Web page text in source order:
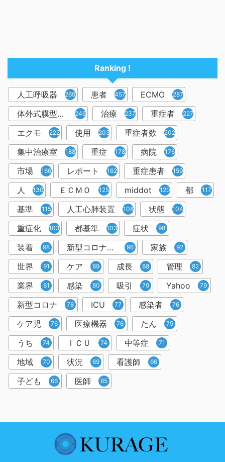
Ranking !
人工呼吸器 2698 患者 457 ECMO 287
体外式膜型人工肺 246 治療 237 重症者 227
エクモ 222 使用 203 重症者数 202
集中治療室 188 重症 178 病院 176
市場 166 レポート 162 重症患者 159
人 130 ＥＣＭＯ 125 middot 120 都 117
基準 115 人工心肺装置 108 状態 104
重症化 103 都基準 103 症状 98
装着 98 新型コロナウイルス 96 家族 92
世界 91 ケア 89 成長 88 管理 82
業界 81 感染 80 吸引 79 Yahoo 79
新型コロナ 78 ICU 77 感染者 76
ケア児 76 医療機器 76 たん 75
うち 74 ＩＣＵ 74 中等症 71
地域 70 状況 69 看護師 66
子ども 66 医師 65